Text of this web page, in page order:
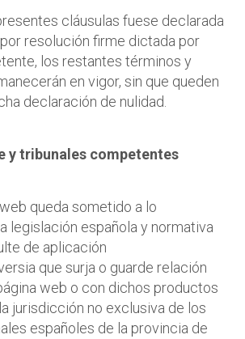
cláusulas fuese declarada
resolución firme dictada por
los restantes términos y
en vigor, sin que queden
declaración de nulidad.
y tribunales competentes
queda sometido a lo
legislación española y normativa
de aplicación
que surja o guarde relación
web o con dichos productos
jurisdicción no exclusiva de los
españoles de la provincia de